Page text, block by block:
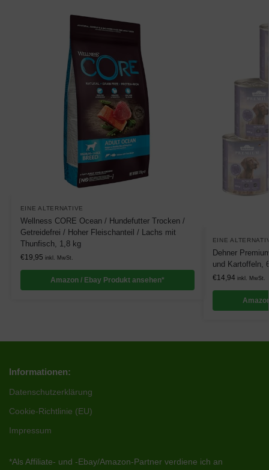
EINE ALTERNATIVE
Wellness CORE Ocean / Hundefutter Trocken /
Getreidefrei / Hoher Fleischanteil / Lachs mit
Thunfisch, 1,8 kg
€19,95 inkl. MwSt.
Amazon / Ebay Produkt ansehen*
EINE
Dehner
und Kartoffeln,
€14,94 inkl. MwSt.
Informationen:
Datenschutzerklärung
Cookie-Richtlinie (EU)
Impressum
*Als Affiliate- und -Ebay/Amazon-Partner verdiene ich an